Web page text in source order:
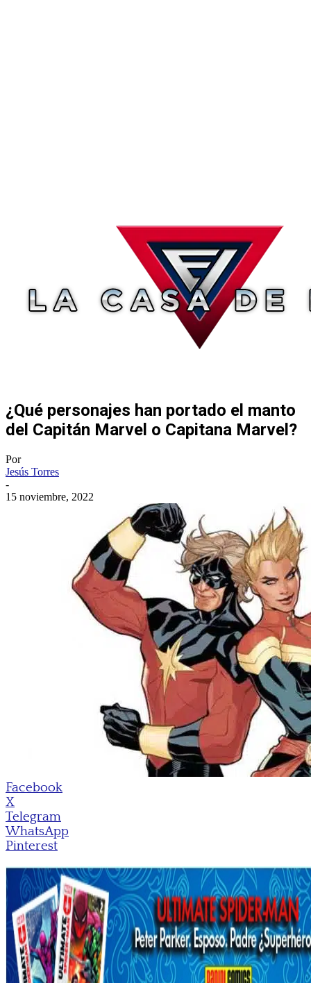
¿Qué personajes han portado el manto
del Capitán Marvel o Capitana Marvel?
Por
Jesús Torres
-
15 noviembre, 2022
Facebook
X
Telegram
WhatsApp
Pinterest